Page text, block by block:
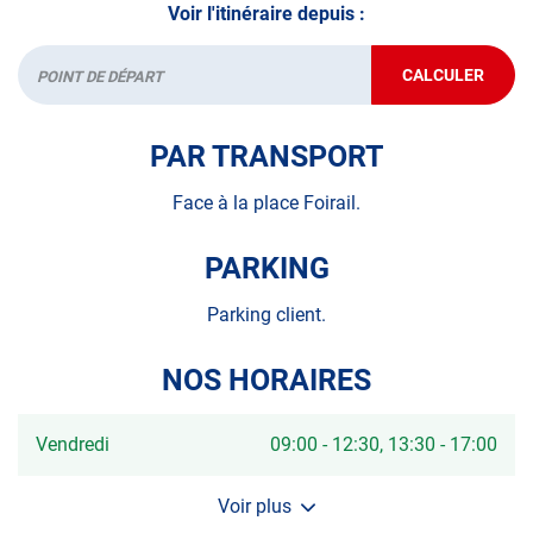
Voir l'itinéraire depuis :
Départ CALCULER
JUSQU'AU
POINT
PAR TRANSPORT
Face à la place Foirail.
PARKING
Parking client.
NOS HORAIRES
Horaires
Vendredi 09:00 - 12:30 13:30 - 17:00
Voir plus
et